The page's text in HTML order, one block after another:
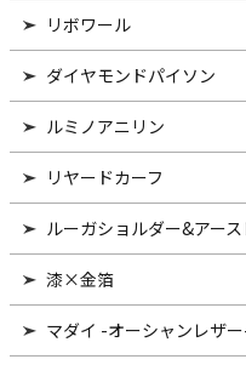
リボワール
ダイヤモンドパイソン
ルミノアニリン
リヤードカーフ
ルーガショルダー&アー
漆×金箔
マダイ -オーシャンレザ